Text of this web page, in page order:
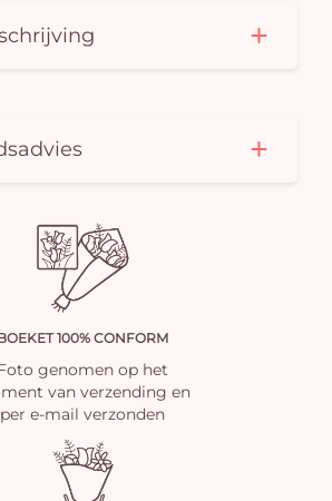
100% CONFORM
genomen op het
van verzending en
per e-mail verzonden